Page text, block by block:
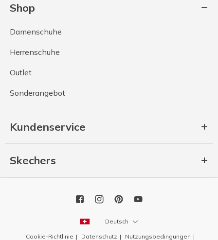
Shop
Damenschuhe
Herrenschuhe
Outlet
Sonderangebot
Kundenservice
Skechers
Deutsch
Cookie-Richtlinie Datenschutz Nutzungsbedingungen